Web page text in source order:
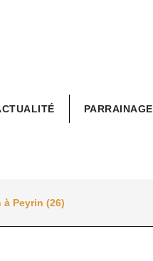
PARRAINAGE
à Peyrin (26)